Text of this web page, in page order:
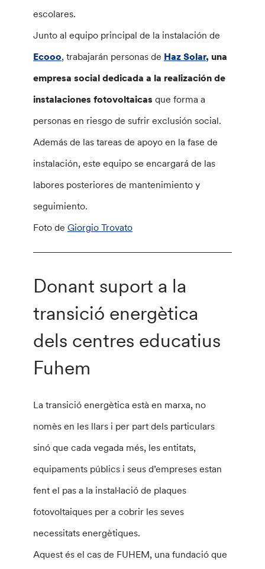
escolares.
Junto al equipo principal de la instalación de
Ecooo, trabajarán personas de Haz Solar, una
empresa social dedicada a la realización de
instalaciones fotovoltaicas que forma a
personas en riesgo de sufrir exclusión social.
Además de las tareas de apoyo en la fase de
instalación, este equipo se encargará de las
labores posteriores de mantenimiento y
seguimiento.
Foto deGiorgio Trovato
Donant suport a la
transició energètica
dels centres educatius
Fuhem
La transició energètica està en marxa, no
nomès en les llars i per part dels particulars
sinó que cada vegada més, les entitats,
equipaments públics i seus d’empreses estan
fent el pas a la instal·lació de plaques
fotovoltaiques per a cobrir les seves
necessitats energètiques.
Aquest és el cas de FUHEM, una fundació que